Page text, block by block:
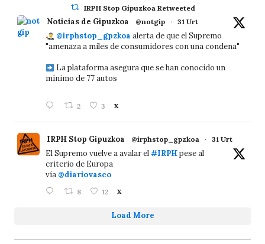
IRPH Stop Gipuzkoa Retweeted
Noticias de Gipuzkoa @notgip · 31 Urt
@irphstop_gpzkoa alerta de que el Supremo
"amenaza a miles de consumidores con una condena"
La plataforma asegura que se han conocido un
mínimo de 77 autos
2 3 X
IRPH Stop Gipuzkoa @irphstop_gpzkoa · 31 Urt
El Supremo vuelve a avalar el#IRPHpese al
criterio de Europa
vía @diariovasco
8 12 X
Load More